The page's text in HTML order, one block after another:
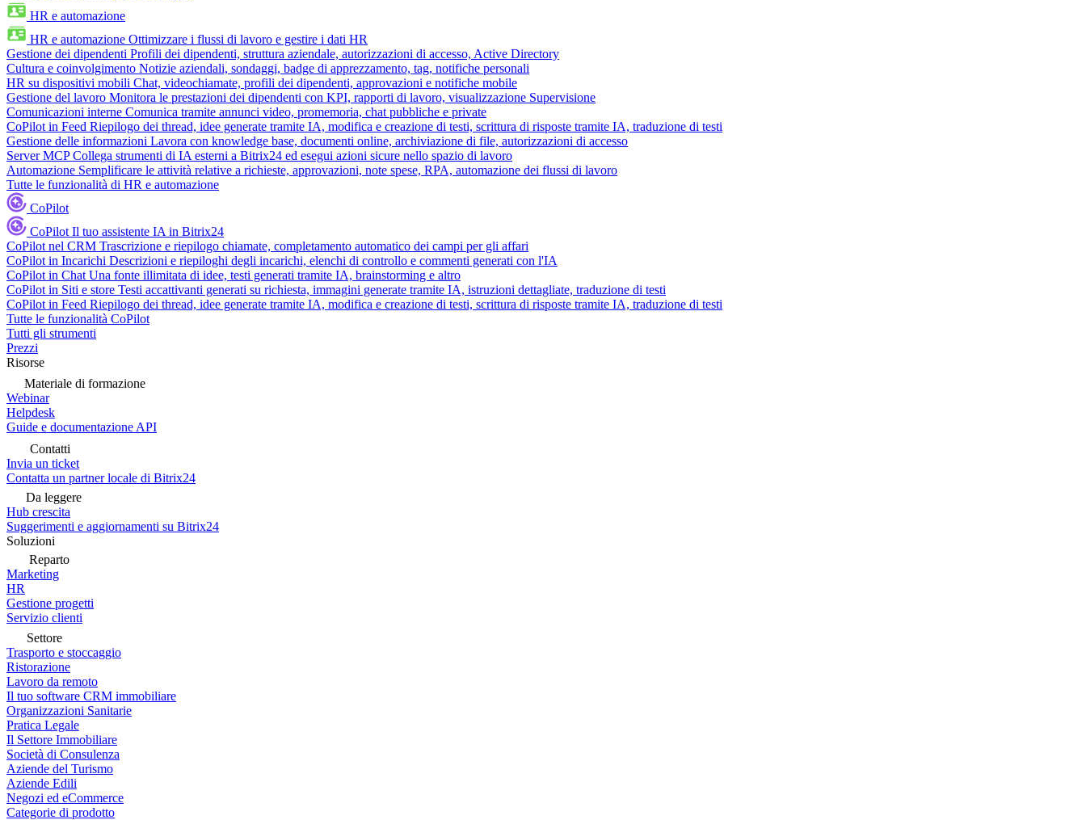
HR e automazione
HR e automazione Ottimizzare i flussi di lavoro e gestire i dati HR
Gestione dei dipendenti Profili dei dipendenti, struttura aziendale, autorizzazioni di accesso, Active Directory
Cultura e coinvolgimento Notizie aziendali, sondaggi, badge di apprezzamento, tag, notifiche personali
HR su dispositivi mobili Chat, videochiamate, profili dei dipendenti, approvazioni e notifiche mobile
Gestione del lavoro Monitora le prestazioni dei dipendenti con KPI, rapporti di lavoro, visualizzazione Supervisione
Comunicazioni interne Comunica tramite annunci video, promemoria, chat pubbliche e private
CoPilot in Feed Riepilogo dei thread, idee generate tramite IA, modifica e creazione di testi, scrittura di risposte tramite IA, traduzione di testi
Gestione delle informazioni Lavora con knowledge base, documenti online, archiviazione di file, autorizzazioni di accesso
Server MCP Collega strumenti di IA esterni a Bitrix24 ed esegui azioni sicure nello spazio di lavoro
Automazione Semplificare le attività relative a richieste, approvazioni, note spese, RPA, automazione dei flussi di lavoro
Tutte le funzionalità di HR e automazione
CoPilot
CoPilot Il tuo assistente IA in Bitrix24
CoPilot nel CRM Trascrizione e riepilogo chiamate, completamento automatico dei campi per gli affari
CoPilot in Incarichi Descrizioni e riepiloghi degli incarichi, elenchi di controllo e commenti generati con l'IA
CoPilot in Chat Una fonte illimitata di idee, testi generati tramite IA, brainstorming e altro
CoPilot in Siti e store Testi accattivanti generati su richiesta, immagini generate tramite IA, istruzioni dettagliate, traduzione di testi
CoPilot in Feed Riepilogo dei thread, idee generate tramite IA, modifica e creazione di testi, scrittura di risposte tramite IA, traduzione di testi
Tutte le funzionalità CoPilot
Tutti gli strumenti
Prezzi
Risorse
Materiale di formazione
Webinar
Helpdesk
Guide e documentazione API
Contatti
Invia un ticket
Contatta un partner locale di Bitrix24
Da leggere
Hub crescita
Suggerimenti e aggiornamenti su Bitrix24
Soluzioni
Reparto
Marketing
HR
Gestione progetti
Servizio clienti
Settore
Trasporto e stoccaggio
Ristorazione
Lavoro da remoto
Il tuo software CRM immobiliare
Organizzazioni Sanitarie
Pratica Legale
Il Settore Immobiliare
Società di Consulenza
Aziende del Turismo
Aziende Edili
Negozi ed eCommerce
Categorie di prodotto